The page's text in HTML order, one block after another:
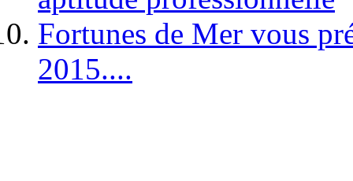
Fortunes de Mer vous
2015....